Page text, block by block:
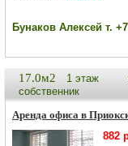
Бунаков Алексей т.
17.0м2 1 этаж
собственник
Аренда офиса в
882